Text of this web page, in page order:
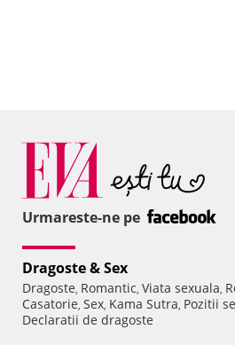
Urmareste-ne pe
Dragoste & Sex
Dragoste, Romantic, Viata sexuala,
Casatorie, Sex, Kama Sutra, Pozitii
Declaratii de dragoste